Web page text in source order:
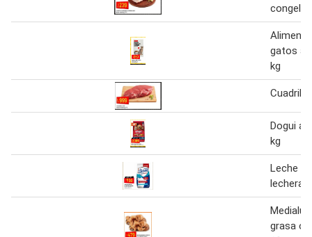
gatos
kg
Cuadril x
Dogui
kg
Leche
lechera
grasa o